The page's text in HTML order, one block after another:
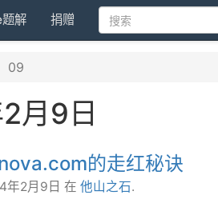
解 捐赠
09
月9日
的走红秘诀
年2月9日 在 他山之石.